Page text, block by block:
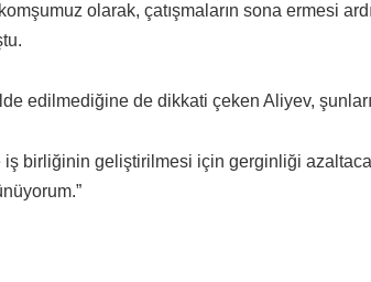
olarak, çatışmaların sona ermesi
edilmediğine de dikkati çeken Aliyev,
iş birliğinin geliştirilmesi için gerginliği